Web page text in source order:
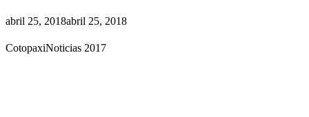
abril 25, 2018abril 25, 2018
CotopaxiNoticias 2017